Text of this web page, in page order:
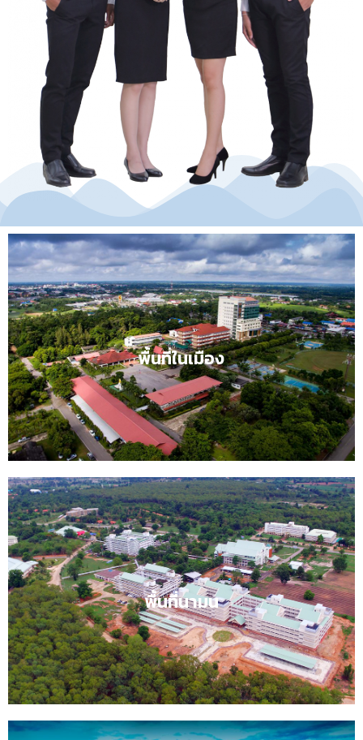
พื้นที่ในเมือง
ปรัชญา
ความรู้สร้างคุณค่า ภูมิปัญญาสร้างสังคม
พื้นที่ในเมืองคลิก
พื้นที่นามน
ปณิธาน
สร้างคนดี มีงานทำ ชี้นำสังคม
พื้นที่นามนคลิก